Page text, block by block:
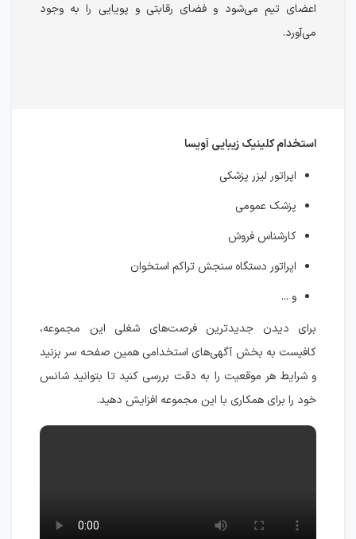
اعضای تیم می‌شود و فضای رقابتی و پویایی را به وجود
می‌آورد‌.
استخدام کلینیک زیبایی آویسا
اپراتور لیزر پزشکی
پزشک عمومی
کارشناس فروش
اپراتور دستگاه سنجش تراکم استخوان
و ...
برای دیدن جدیدترین فرصت‌های شغلی این مجموعه،
کافیست به بخش آگهی‌های استخدامی همین صفحه سر بزنید
و شرایط هر موقعیت را به دقت بررسی کنید تا بتوانید شانس
خود را برای همکاری با این مجموعه افزایش دهید.